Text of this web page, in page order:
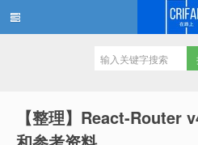
【整理】React-Router